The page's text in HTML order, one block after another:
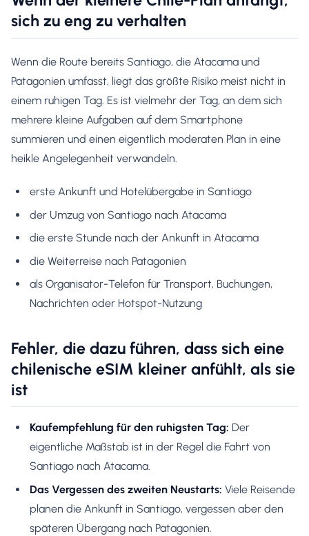
sich zu eng zu verhalten
Wenn die Route bereits Santiago, die Atacama und
Patagonien umfasst, liegt das größte Risiko meist nicht in
einem ruhigen Tag. Es ist vielmehr der Tag, an dem sich
mehrere kleine Aufgaben auf dem Smartphone
summieren und einen eigentlich moderaten Plan in eine
heikle Angelegenheit verwandeln.
erste Ankunft und Hotelübergabe in Santiago
der Umzug von Santiago nach Atacama
die erste Stunde nach der Ankunft in Atacama
die Weiterreise nach Patagonien
als Organisator-Telefon für Transport, Buchungen,
Nachrichten oder Hotspot-Nutzung
Fehler, die dazu führen, dass sich eine
chilenische eSIM kleiner anfühlt, als sie
ist
Kaufempfehlung für den ruhigsten Tag: Der
eigentliche Maßstab ist in der Regel die Fahrt von
Santiago nach Atacama.
Das Vergessen des zweiten Neustarts: Viele Reisende
planen die Ankunft in Santiago, vergessen aber den
späteren Übergang nach Patagonien.